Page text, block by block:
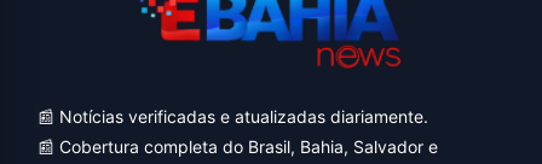
📰 Notícias verificadas e atualizadas diariamente.
📰 Cobertura completa do Brasil, Bahia, Salvador e